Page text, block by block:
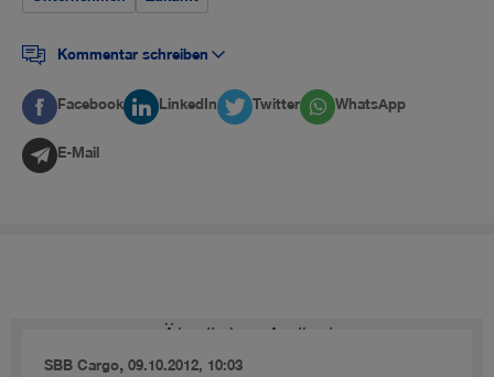
Kommentar schreiben
Facebook LinkedIn Twitter WhatsApp
E-Mail
SBB Cargo, 09.10.2012, 10:03